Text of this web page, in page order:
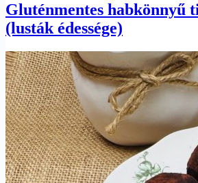
Gluténmentes habkönnyű
(lusták édessége)